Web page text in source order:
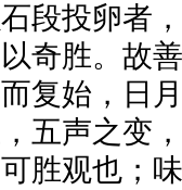
段投卵者
奇胜。故
复始，日
五声之变
胜观也；